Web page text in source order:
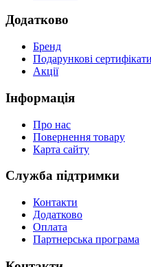
Додатково
Бренд
Подарункові сертифікати
Акції
Інформація
Про нас
Повернення товару
Карта сайту
Служба підтримки
Контакти
Додатково
Оплата
Партнерська програма